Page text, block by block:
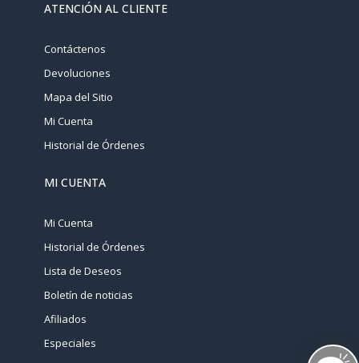
ATENCIÓN AL CLIENTE
Contáctenos
Devoluciones
Mapa del Sitio
Mi Cuenta
Historial de Órdenes
MI CUENTA
Mi Cuenta
Historial de Órdenes
Lista de Deseos
Boletín de noticias
Afiliados
Especiales